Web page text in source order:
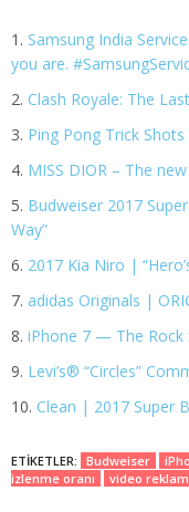
Samsung India
you are.
Clash Royale: The
Ping Pong Trick
MISS DIOR – The
Budweiser 2017
Way”
2017 Kia Niro |
adidas Originals |
iPhone 7 — The
Levi’s® “Circles”
Clean | 2017 Super
ETIKETLER: Budweiser
izlenme oranı
video reklam